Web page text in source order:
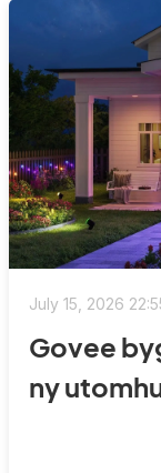
July 15, 2026
Govee
ny